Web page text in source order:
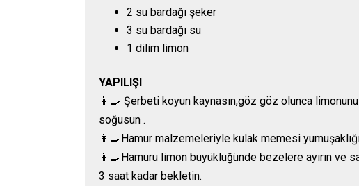
2 su bardağı şeker
3 su bardağı su
1 dilim limon
YAPILIŞI
👩‍🍳 Şerbeti koyun kaynasın,göz göz olunca limonunu
soğusun .
👩‍🍳Hamur malzemeleriyle kulak memesi
👩‍🍳Hamuru limon büyüklüğünde bezelere ayırın ve
3 saat kadar bekletin.